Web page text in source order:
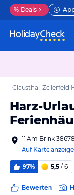
% Deals
Clausthal-Zellerfeld
Harz-
11 Am Brink
Auf Karte
97% 5,5 / 6
Bewerten